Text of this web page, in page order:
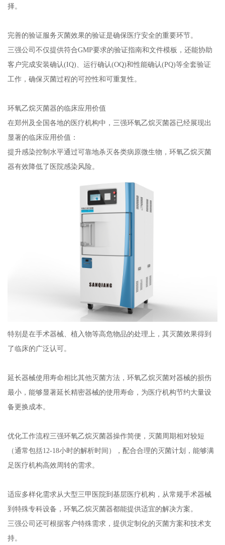
择。
完善的验证服务灭菌效果的验证是确保医疗安全的重要环节。
三强公司不仅提供符合GMP要求的验证指南和文件模板，还能协助
客户完成安装确认(IQ)、运行确认(OQ)和性能确认(PQ)等全套验证
工作，确保灭菌过程的可控性和可重复性。
环氧乙烷灭菌器的临床应用价值
在郑州及全国各地的医疗机构中，三强环氧乙烷灭菌器已经展现出
显著的临床应用价值：
提升感染控制水平通过可靠地杀灭各类病原微生物，环氧乙烷灭菌
器有效降低了医院感染风险。
特别是在手术器械、植入物等高危物品的处理上，其灭菌效果得到
了临床的广泛认可。
延长器械使用寿命相比其他灭菌方法，环氧乙烷灭菌对器械的损伤
最小，能够显著延长精密器械的使用寿命，为医疗机构节约大量设
备更换成本。
优化工作流程三强环氧乙烷灭菌器操作简便，灭菌周期相对较短
（通常包括12-18小时的解析时间），配合合理的灭菌计划，能够满
足医疗机构高效周转的需求。
适应多样化需求从大型三甲医院到基层医疗机构，从常规手术器械
到特殊专科设备，环氧乙烷灭菌器都能提供适宜的解决方案。
三强公司还可根据客户特殊需求，提供定制化的灭菌方案和技术支
持。